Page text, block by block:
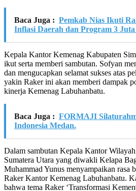
Baca Juga : Pemkab Nias Ikuti
Inflasi Daerah dan Program 3
Kepala Kantor Kemenag Kabupaten
ikut serta memberi sambutan. Sofyan
dan mengucapkan selamat sukses atas
yakin Raker ini akan memberi dampak
kinerja Kemenag Labuhanbatu.
Baca Juga : FORMAJI
Indonesia Medan.
Dalam sambutan Kepala Kantor
Sumatera Utara yang diwakli Kelapa
Muhammad Yunus menyampaikan rasa
Raker Kantor Kemenag Labuhanbatu.
bahwa tema Raker ‘Transformasi